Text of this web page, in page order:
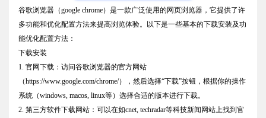
谷歌浏览器（google chrome）是一款广泛使用的网页浏览器，它提供了许
多功能和优化配置方法来提高浏览体验。以下是一些基本的下载安装及功
能优化配置方法：
下载安装
1. 官网下载：访问谷歌浏览器的官方网站
（https://www.google.com/chrome/），然后选择“下载”按钮，根据你的操作
系统（windows, macos, linux等）选择合适的版本进行下载。
2. 第三方软件下载网站：可以在如cnet, techradar等科技新闻网站上找到官